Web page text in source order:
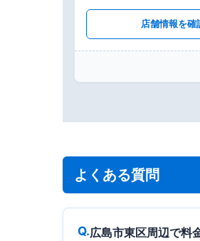
店舗情報を確
よくある質問
広島市東区周辺で料